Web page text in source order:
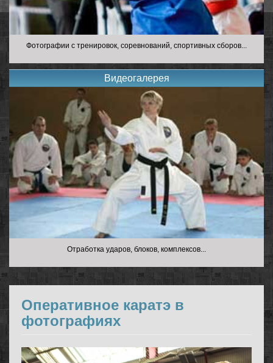
Фотографии с тренировок, соревнований, спортивных сборов...
Видеогалерея
Отработка ударов, блоков, комплексов...
Оперативное каратэ в
фотографиях